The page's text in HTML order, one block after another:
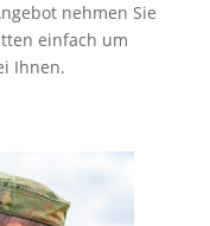
nehmen Sie
einfach um
Ihnen.